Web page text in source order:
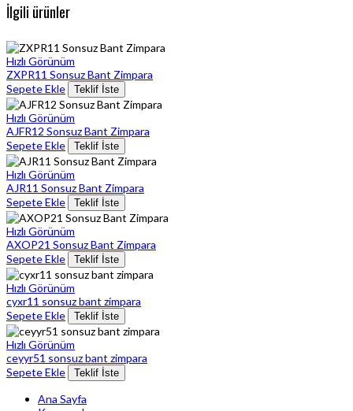
İlgili ürünler
Hızlı Görünüm
ZXPR11 Sonsuz Bant Zimpara
Sepete Ekle
Teklif İste
Hızlı Görünüm
AJFR12 Sonsuz Bant Zimpara
Sepete Ekle
Teklif İste
Hızlı Görünüm
AJR11 Sonsuz Bant Zimpara
Sepete Ekle
Teklif İste
Hızlı Görünüm
AXOP21 Sonsuz Bant Zimpara
Sepete Ekle
Teklif İste
Hızlı Görünüm
cyxr11 sonsuz bant zimpara
Sepete Ekle
Teklif İste
Hızlı Görünüm
ceyyr51 sonsuz bant zimpara
Sepete Ekle
Teklif İste
Ana Sayfa